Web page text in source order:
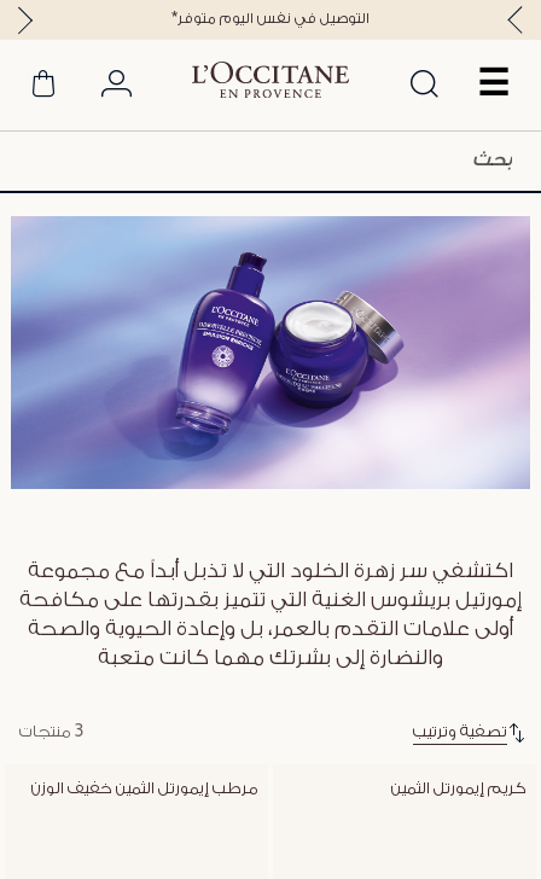
☰
*التوصيل في نفس اليوم متوفر
اكتشفي سر زهرة الخلود التي لا تذبل أبداً مع مجموعة
إمورتيل بريشوس الغنية التي تتميز بقدرتها على مكافحة
أولى علامات التقدم بالعمر، بل وإعادة الحيوية والصحة
والنضارة إلى بشرتك مهما كانت متعبة
تصفية وترتيب 3 منتجات
كريم إيمورتل الثمين مرطب إيمورتل الثمين خفيف الوزن